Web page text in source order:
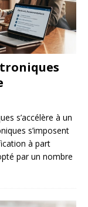
s’accélère à un
s’imposent
à part
par un nombre